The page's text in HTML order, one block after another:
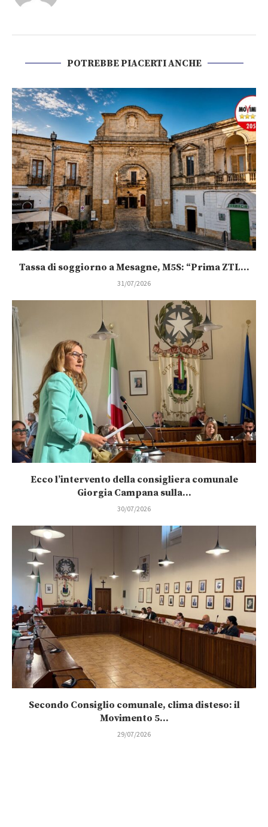
POTREBBE PIACERTI ANCHE
Tassa di soggiorno a Mesagne, M5S: “Prima ZTL...
31/07/2026
Ecco l’intervento della consigliera comunale
Giorgia Campana sulla...
30/07/2026
Secondo Consiglio comunale, clima disteso: il
Movimento 5...
29/07/2026